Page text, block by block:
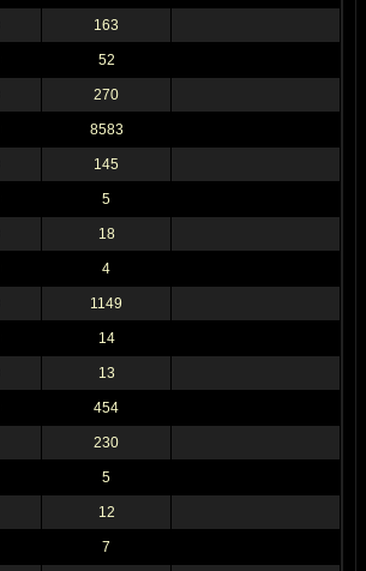
163
52
270
8583
145
5
18
4
1149
14
13
454
230
5
12
7